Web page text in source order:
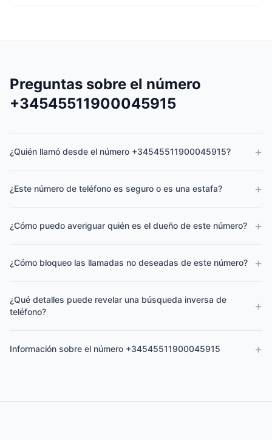
Preguntas sobre el número
+34545511900045915
¿Quién llamó desde el número +34545511900045915? +
¿Este número de teléfono es seguro o es una estafa? +
¿Cómo puedo averiguar quién es el dueño de este número? +
¿Cómo bloqueo las llamadas no deseadas de este número? +
¿Qué detalles puede revelar una búsqueda inversa de
teléfono?
+
Información sobre el número +34545511900045915 +